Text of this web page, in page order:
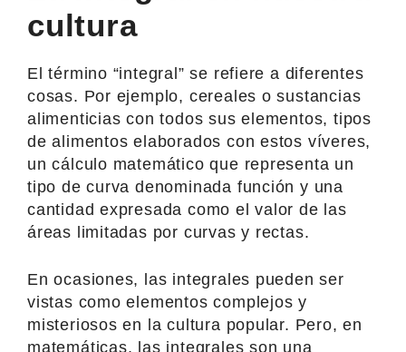
cultura
El término “integral” se refiere a diferentes
cosas. Por ejemplo, cereales o sustancias
alimenticias con todos sus elementos, tipos
de alimentos elaborados con estos víveres,
un cálculo matemático que representa un
tipo de curva denominada función y una
cantidad expresada como el valor de las
áreas limitadas por curvas y rectas.
En ocasiones, las integrales pueden ser
vistas como elementos complejos y
misteriosos en la cultura popular. Pero, en
matemáticas, las integrales son una